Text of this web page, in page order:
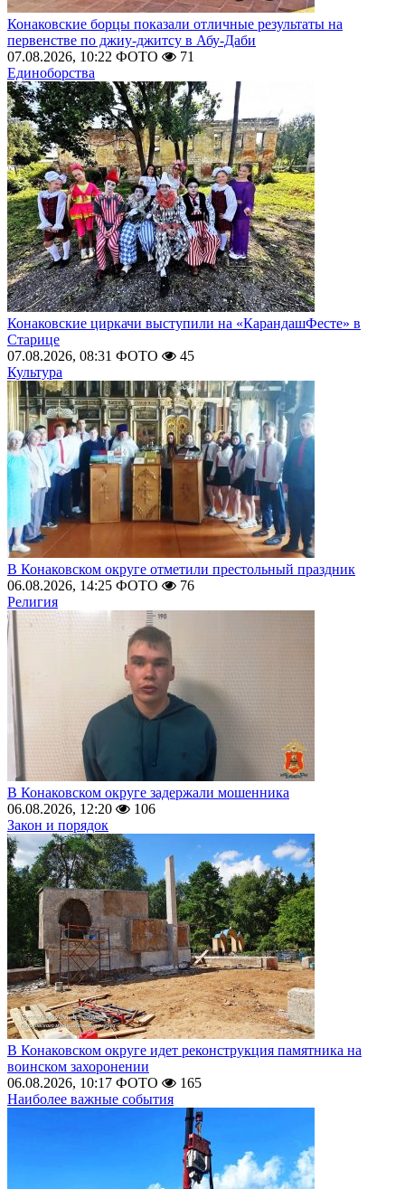
Конаковские борцы показали отличные результаты на
первенстве по джиу-джитсу в Абу-Даби
07.08.2026, 10:22 ФОТО
71
Единоборства
Конаковские циркачи выступили на «КарандашФесте» в
Старице
07.08.2026, 08:31 ФОТО
45
Культура
В Конаковском округе отметили престольный праздник
06.08.2026, 14:25 ФОТО
76
Религия
В Конаковском округе задержали мошенника
06.08.2026, 12:20
106
Закон и порядок
В Конаковском округе идет реконструкция памятника на
воинском захоронении
06.08.2026, 10:17 ФОТО
165
Наиболее важные события